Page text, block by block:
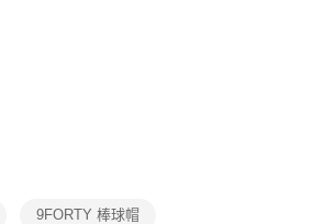
先享後付」後，將跳轉至「AFTEE先享後付」
將收到繳費通知簡訊。
14天內，點擊此簡訊中的連結，可透過四大超商／
方式進行付款，方視為交易完成。
先享後付 」之結帳頁面顯示為準，若有關於
取消欲退款等相關疑問，請聯繫「AFTEE先享後付
support/home
含以上)免運費
含以上)免運費
9FORTY 棒球帽